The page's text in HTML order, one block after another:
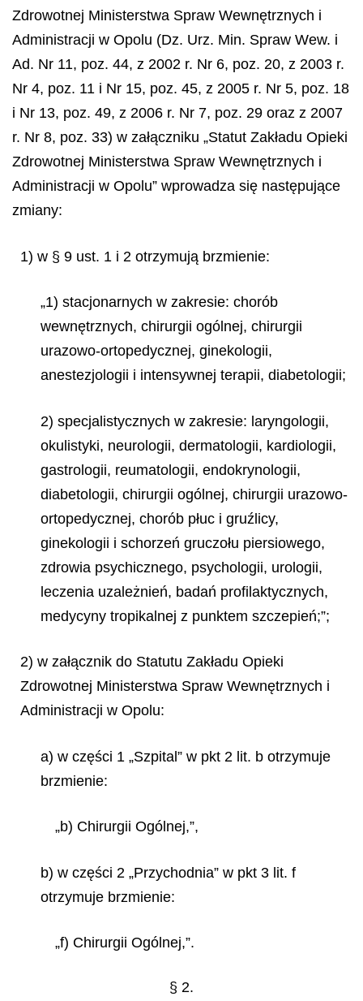
Zdrowotnej Ministerstwa Spraw Wewnętrznych i
Administracji w Opolu (Dz. Urz. Min. Spraw Wew. i
Ad. Nr 11, poz. 44, z 2002 r. Nr 6, poz. 20, z 2003 r.
Nr 4, poz. 11 i Nr 15, poz. 45, z 2005 r. Nr 5, poz. 18
i Nr 13, poz. 49, z 2006 r. Nr 7, poz. 29 oraz z 2007
r. Nr 8, poz. 33) w załączniku „Statut Zakładu Opieki
Zdrowotnej Ministerstwa Spraw Wewnętrznych i
Administracji w Opolu” wprowadza się następujące
zmiany:
1) w § 9 ust. 1 i 2 otrzymują brzmienie:
„1) stacjonarnych w zakresie: chorób
wewnętrznych, chirurgii ogólnej, chirurgii
urazowo-ortopedycznej, ginekologii,
anestezjologii i intensywnej terapii, diabetologii;
2) specjalistycznych w zakresie: laryngologii,
okulistyki, neurologii, dermatologii, kardiologii,
gastrologii, reumatologii, endokrynologii,
diabetologii, chirurgii ogólnej, chirurgii urazowo-
ortopedycznej, chorób płuc i gruźlicy,
ginekologii i schorzeń gruczołu piersiowego,
zdrowia psychicznego, psychologii, urologii,
leczenia uzależnień, badań profilaktycznych,
medycyny tropikalnej z punktem szczepień;”;
2) w załącznik do Statutu Zakładu Opieki
Zdrowotnej Ministerstwa Spraw Wewnętrznych i
Administracji w Opolu:
a) w części 1 „Szpital” w pkt 2 lit. b otrzymuje
brzmienie:
„b) Chirurgii Ogólnej,”,
b) w części 2 „Przychodnia” w pkt 3 lit. f
otrzymuje brzmienie:
„f) Chirurgii Ogólnej,”.
§ 2.